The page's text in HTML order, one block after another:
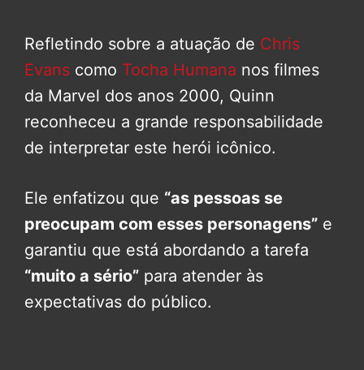
Refletindo sobre a atuação de Chris
Evans como Tocha Humana nos filmes
da Marvel dos anos 2000, Quinn
reconheceu a grande responsabilidade
de interpretar este herói icônico.
Ele enfatizou que “as pessoas se
preocupam com esses personagens” e
garantiu que está abordando a tarefa
“muito a sério” para atender às
expectativas do público.